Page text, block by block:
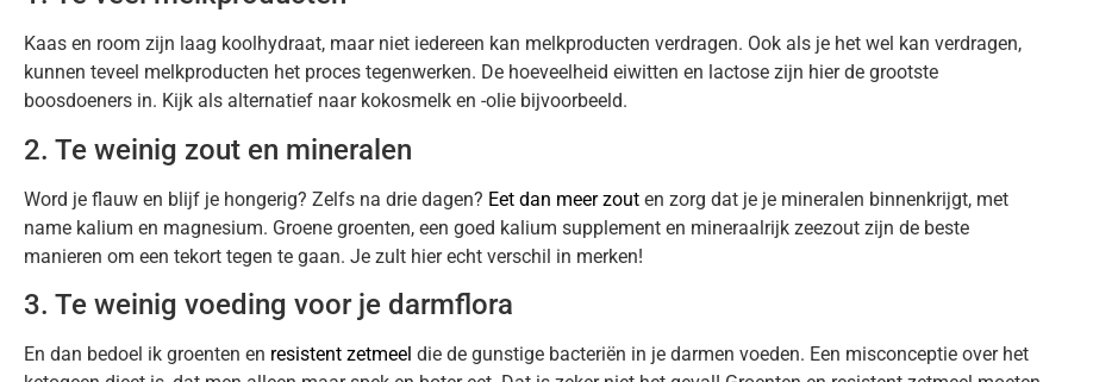
Kaas en room zijn laag koolhydraat, maar niet iedereen kan melkproducten verdragen. Ook als je het wel kan verdragen,
kunnen teveel melkproducten het proces tegenwerken. De hoeveelheid eiwitten en lactose zijn hier de grootste
boosdoeners in. Kijk als alternatief naar kokosmelk en -olie bijvoorbeeld.
2. Te weinig zout en mineralen
Word je flauw en blijf je hongerig? Zelfs na drie dagen? Eet dan meer zout en zorg dat je je mineralen binnenkrijgt, met
name kalium en magnesium. Groene groenten, een goed kalium supplement en mineraalrijk zeezout zijn de beste
manieren om een tekort tegen te gaan. Je zult hier echt verschil in merken!
3. Te weinig voeding voor je darmflora
En dan bedoel ik groenten en resistent zetmeel die de gunstige bacteriën in je darmen voeden. Een misconceptie over het